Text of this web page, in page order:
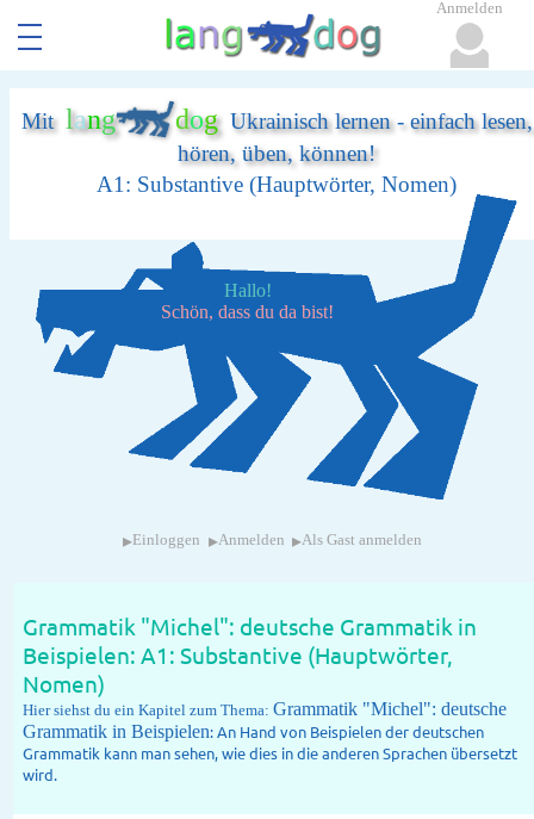
Mit lang dogUkrainisch lernen - einfach lesen,
hören, üben, können!
A1: Substantive (Hauptwörter, Nomen)
Hallo!
Schön, dass du da bist!
▸ Einloggen ▸Anmelden ▸Als Gast anmelden
Grammatik "Michel": deutsche Grammatik in
Beispielen: A1: Substantive (Hauptwörter,
Nomen)
Hier siehst du ein Kapitel zum Thema:Grammatik "Michel": deutsche
Grammatik in Beispielen: An Hand von Beispielen der deutschen
Grammatik kann man sehen, wie dies in die anderen Sprachen übersetzt
wird.
Anmelden